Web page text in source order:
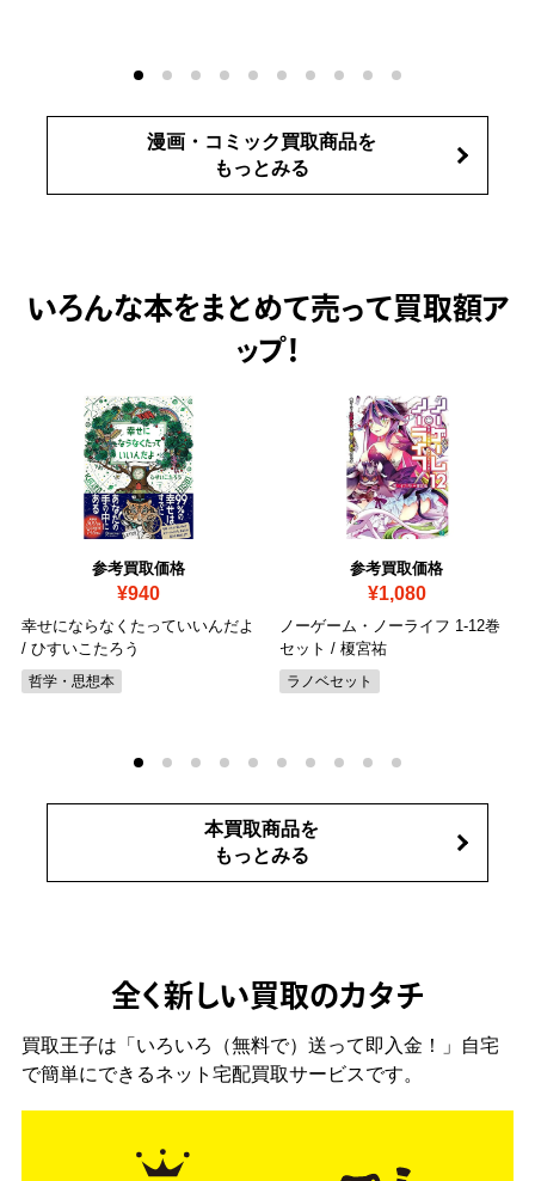
漫画・コミック買取商品を
もっとみる
いろんな本をまとめて売って 買取額ア
ップ！
参考買取価格
¥940
幸せにならなくたっていいんだよ
/ ひすいこたろう
哲学・思想本
参考買取価格
¥1,080
ノーゲーム・ノーライフ 1-12巻
セット / 榎宮祐
ラノベセット
本買取商品を
もっとみる
全く新しい買取のカタチ
買取王子は「いろいろ（無料で）送って即入金！」自宅
で簡単にできるネット宅配買取サービスです。